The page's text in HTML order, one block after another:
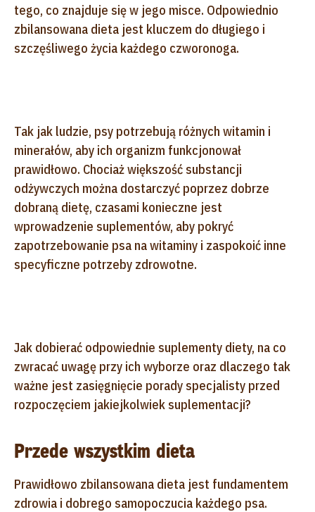
tego, co znajduje się w jego misce. Odpowiednio
zbilansowana dieta jest kluczem do długiego i
szczęśliwego życia każdego czworonoga.
Tak jak ludzie, psy potrzebują różnych witamin i
minerałów, aby ich organizm funkcjonował
prawidłowo. Chociaż większość substancji
odżywczych można dostarczyć poprzez dobrze
dobraną dietę, czasami konieczne jest
wprowadzenie suplementów, aby pokryć
zapotrzebowanie psa na witaminy i zaspokoić inne
specyficzne potrzeby zdrowotne.
Jak dobierać odpowiednie suplementy diety, na co
zwracać uwagę przy ich wyborze oraz dlaczego tak
ważne jest zasięgnięcie porady specjalisty przed
rozpoczęciem jakiejkolwiek suplementacji?
Przede wszystkim dieta
Prawidłowo zbilansowana dieta jest fundamentem
zdrowia i dobrego samopoczucia każdego psa.